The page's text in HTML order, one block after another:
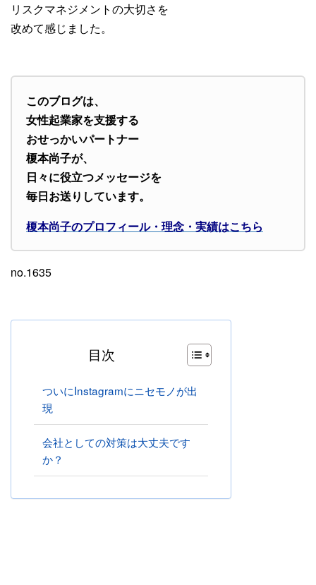
リスクマネジメントの大切さを
改めて感じました。
このブログは、
女性起業家を支援する
おせっかいパートナー
榎本尚子が、
日々に役立つメッセージを
毎日お送りしています。
榎本尚子のプロフィール・理念・実績はこちら
no.1635
目次
ついにInstagramにニセモノが出
現
会社としての対策は大丈夫です
か？